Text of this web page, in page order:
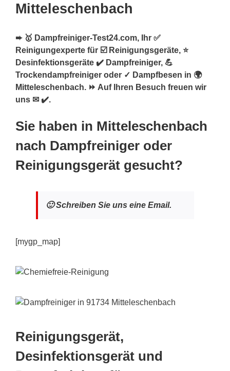
Mitteleschenbach
➨ 🥇 Dampfreiniger-Test24.com, Ihr ✅
Reinigungexperte für ☑️ Reinigungsgeräte, ⭐
Desinfektionsgeräte ✔️ Dampfreiniger, 💪
Trockendampfreiniger oder ✓ Dampfbesen in 🌍
Mitteleschenbach. ⏩ Auf Ihren Besuch freuen wir
uns ✉ ✔️.
Sie haben in Mitteleschenbach
nach Dampfreiniger oder
Reinigungsgerät gesucht?
🙂 Schreiben Sie uns eine Email.
[mygp_map]
Reinigungsgerät,
Desinfektionsgerät und